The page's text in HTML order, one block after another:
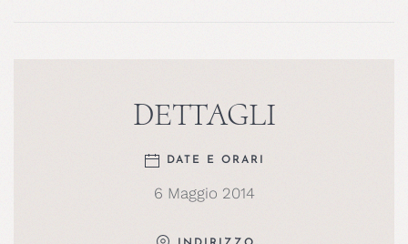
DETTAGLI
DATE E ORARI
6 Maggio 2014